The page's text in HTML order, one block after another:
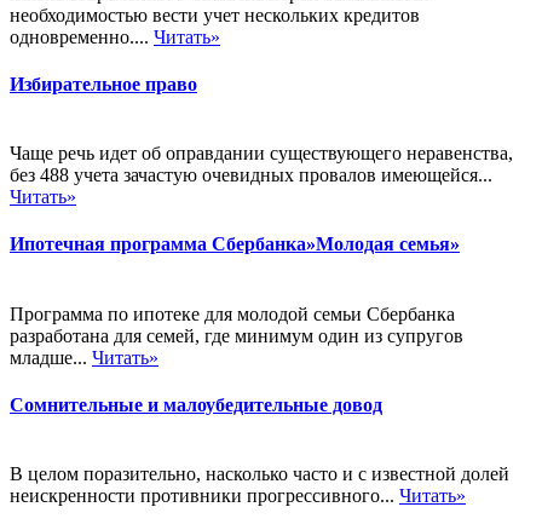
необходимостью вести учет нескольких кредитов
одновременно.... Читать»
Избирательное право
Чаще речь идет об оправдании существующего неравенства,
без 488 учета зачастую очевидных провалов имеющейся...
Читать»
Ипотечная программа Сбербанка»Молодая семья»
Программа по ипотеке для молодой семьи Сбербанка
разработана для семей, где минимум один из супругов
младше... Читать»
Сомнительные и малоубедительные довод
В целом поразительно, насколько часто и с известной долей
неискренности противники прогрессивного... Читать»